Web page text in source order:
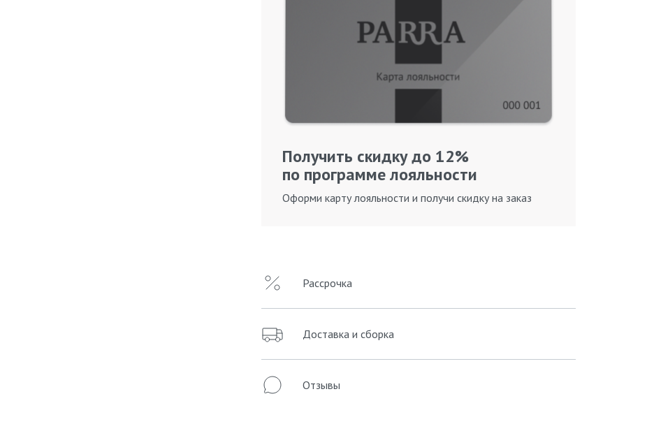
Получить скидку до 12%
по программе лояльности
Оформи карту лояльности и получи скидку на заказ
Рассрочка
Доставка и сборка
Отзывы